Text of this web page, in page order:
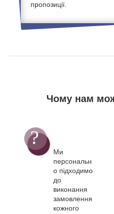
пропозиції.
Чому нам
Ми
персональн
о підходимо
до
виконання
замовлення
кожного